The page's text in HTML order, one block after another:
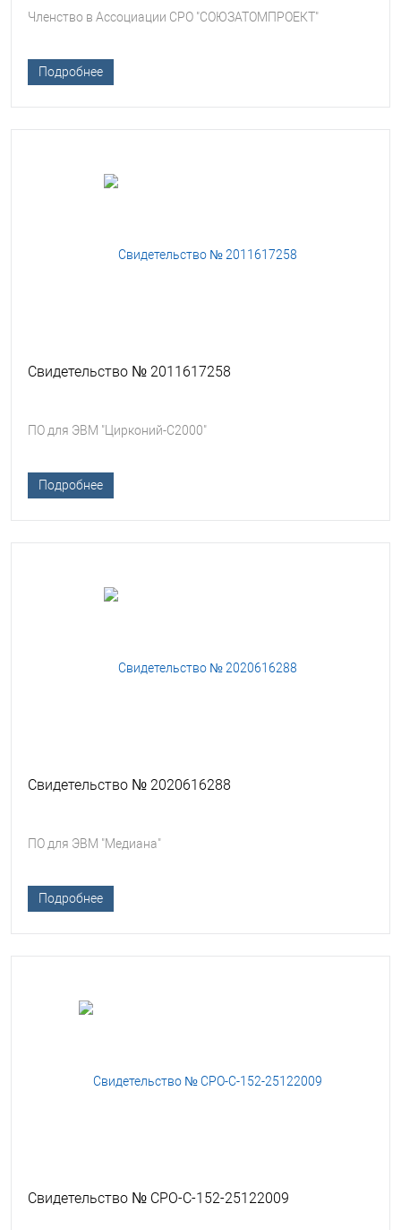
Членство в Ассоциации СРО "СОЮЗАТОМПРОЕКТ"
Подробнее
Свидетельство № 2011617258
ПО для ЭВМ "Цирконий-С2000"
Подробнее
Свидетельство № 2020616288
ПО для ЭВМ "Медиана"
Подробнее
Свидетельство № СРО-С-152-25122009